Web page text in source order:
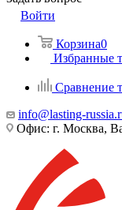
Войти
Корзина0
Избранные
Сравнение
info@lasting-
Офис: г. Москва,